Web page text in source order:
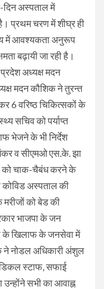
दिन अस्पताल में
प्रथम चरण में शीघ्र ही
में आवश्यकता अनुरूप
बढ़ायी जा रही है।
अध्यक्ष मदन
मदन कौशिक ने तुरन्त
6 वरिष्ठ चिकित्सकों के
सचिव को पर्याप्त
भेजने के भी निर्देश
व सीएमओ एस.के. झा
को चाक-चैबंध करने के
कोविड अस्पताल की
मरीजों को बेड की
भाजपा के जन
के खिलाफ के जनसेवा में
ने नोडल अधिकारी अंशुल
स्टाफ, सफाई
सभी का आवाह्न